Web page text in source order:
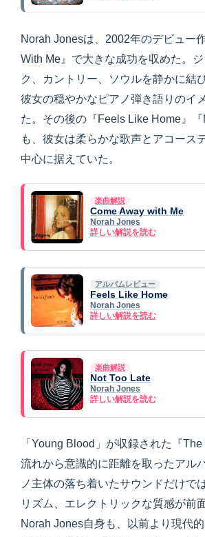
Norah Jonesは、2002年のデビュー
With Me』で大きな成功を収めた。
ク、カントリー、ソウルを静かに結
彼女の穏やかなピアノ弾き語りのイ
た。その後の『Feels Like Home』
も、彼女は柔らかな歌声とアコース
中心に据えていた。
楽曲解説
Come Away with Me
Norah Jones
詳しい解説を読む
アルバムレビュー
Feels Like Home
Norah Jones
詳しい解説を読む
楽曲解説
Not Too Late
Norah Jones
詳しい解説を読む
「Young Blood」が収録された『
流れから意識的に距離を取ったアル
ノ主体の落ち着いたサウンドだけで
リズム、エレクトリックな質感が前
Norah Jones自身も、以前より現代